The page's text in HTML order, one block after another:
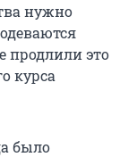
нужно
продлили это
курса
было